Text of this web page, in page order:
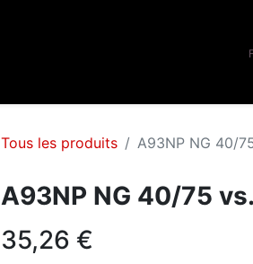
Tous les produits A93NP NG 40/
A93NP NG 40/75 vs.
35,26 €